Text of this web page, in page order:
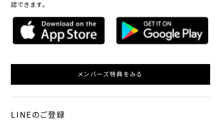
認できます。
メンバーズ特典をみる
LINEのご登録